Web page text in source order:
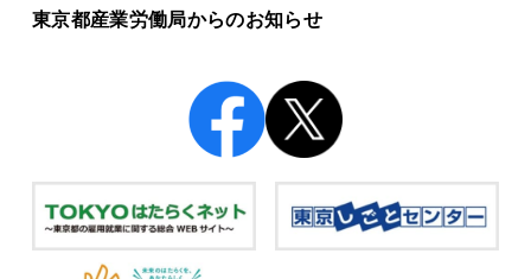
東京都産業労働局からのお知らせ